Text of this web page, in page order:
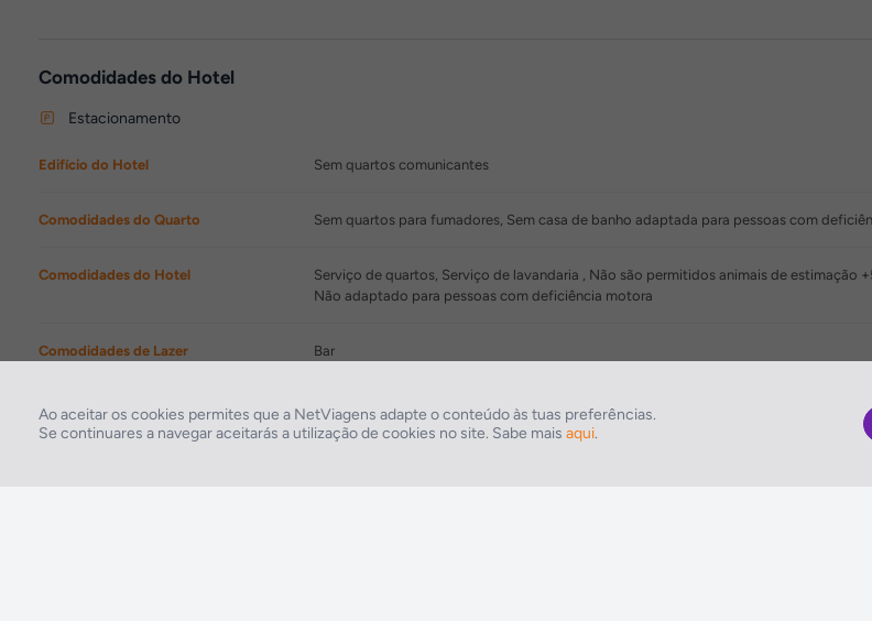
Comodidades do Hotel
Estacionamento
Edifício do Hotel Sem quartos comunicantes
Comodidades do Quarto Sem quartos para fumadores, Sem casa de banho adaptada para pessoas com
Comodidades do Hotel
Serviço de quartos, Serviço de lavandaria , Não são permitidos animais de
Não adaptado para pessoas com deficiência motora
Comodidades de Lazer Bar
Restaurantes/Bares Restaurante
Ao aceitar os cookies permites que a NetViagens adapte o conteúdo às tuas preferências.
Se continuares a navegar aceitarás a utilização de cookies no site. Sabe mais aqui.